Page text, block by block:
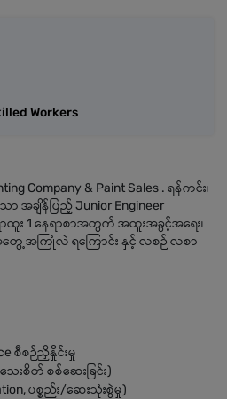
Workers
Company & Paint Sales . ရန်ကင်း၊
အချိန်ပြည့် Junior Engineer
ထူး 1 နေရာစာအတွက် အထူးအခွင့်အရေး၊
ေ့အကြုံလဲ ရကြောင်း နှင့် လစဉ် လစာ
စီစဉ်ညှိနှိုင်းမှု
ေးစိတ် စစ်ဆေးခြင်း)
ပစ္စည်း/ဆေးသုံးစွဲမှု)